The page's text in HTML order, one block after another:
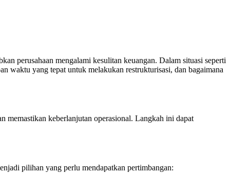
perusahaan mengalami kesulitan keuangan. Dalam situasi seperti
waktu yang tepat untuk melakukan restrukturisasi, dan bagaimana
memastikan keberlanjutan operasional. Langkah ini dapat
pilihan yang perlu mendapatkan pertimbangan: